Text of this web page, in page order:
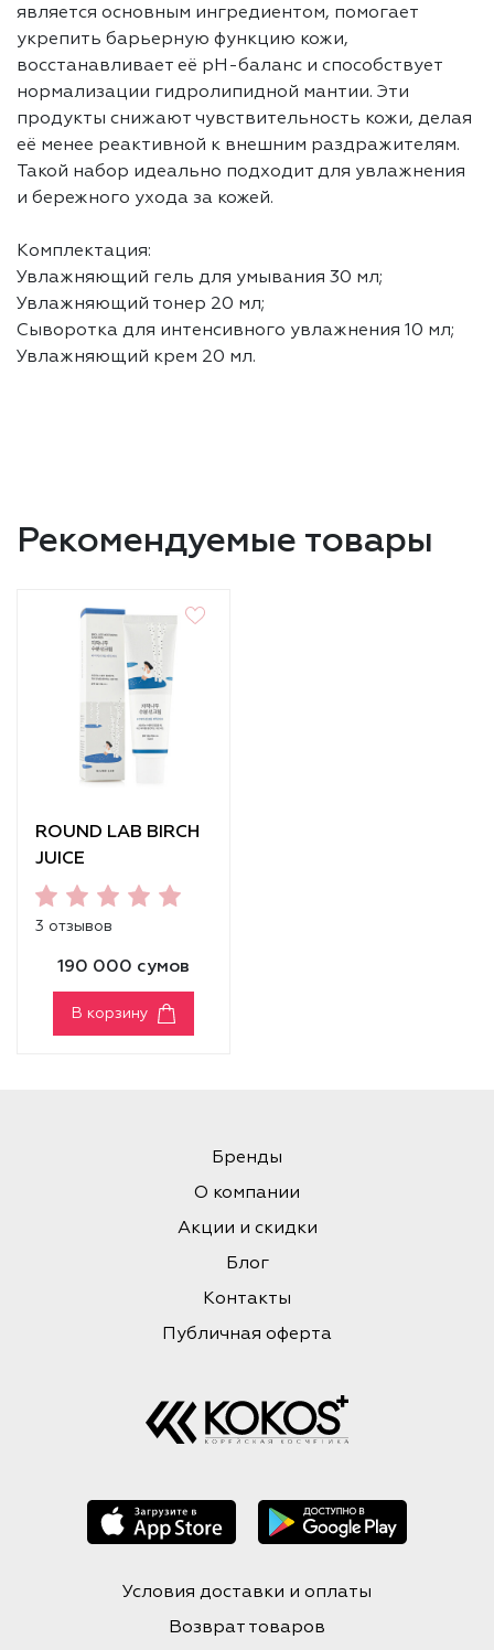
является основным ингредиентом, помогает
укрепить барьерную функцию кожи,
восстанавливает её pH-баланс и способствует
нормализации гидролипидной мантии. Эти
продукты снижают чувствительность кожи, делая
её менее реактивной к внешним раздражителям.
Такой набор идеально подходит для увлажнения
и бережного ухода за кожей.
Комплектация:
Увлажняющий гель для умывания 30 мл;
Увлажняющий тонер 20 мл;
Сыворотка для интенсивного увлажнения 10 мл;
Увлажняющий крем 20 мл.
Рекомендуемые товары
ROUND LAB BIRCH
JUICE
MOISTURIZING
SUNSCREEN
3 отзывов
190 000 сумов
В корзину
Бренды
О компании
Акции и скидки
Блог
Контакты
Публичная оферта
Условия доставки и оплаты
Возврат товаров